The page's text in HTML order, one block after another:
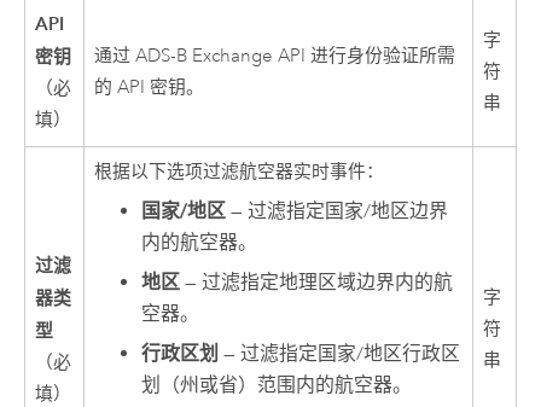
API
密钥
（必
填）
通过 ADS-B Exchange API 进行身份验证所需
的 API 密钥。
字
符
串
过滤
器类
型
（必
填）
根据以下选项过滤航空器实时事件：
国家/地区 — 过滤指定国家/地区边界
内的航空器。
地区 — 过滤指定地理区域边界内的航
空器。
行政区划 — 过滤指定国家/地区行政区
划（州或省）范围内的航空器。
字
符
串